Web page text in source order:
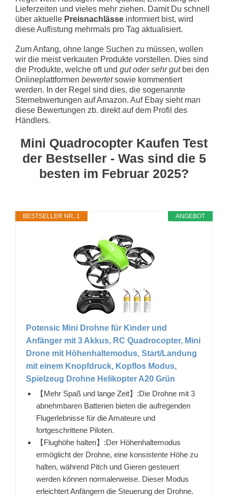
Lieferzeiten und vieles mehr ziehen. Damit Du schnell
über aktuelle Preisnachlässe informiert bist, wird
diese Auflistung mehrmals pro Tag aktualisiert.
Zum Anfang, ohne lange Suchen zu müssen, wollen
wir die meist verkauten Produkte vorstellen. Dies sind
die Produkte, welche oft und gut oder sehr gutbei den
Onlineplattformen bewertetsowie kommentiert
werden. In der Regel sind dies, die sogenannte
Sternebwertungen auf Amazon. Auf Ebay sieht man
diese Bewertungen zb. direkt auf dem Profil des
Händlers.
Mini Quadrocopter Kaufen Test
der Bestseller - Was sind die 5
besten im Februar 2025?
ANGEBOT
BESTSELLER NR. 1
Potensic Mini Drohne für Kinder und
Anfänger mit 3 Akkus, RC Quadrocopter, Mini
Drone mit Höhenhaltemodus, Start/Landung
mit einem Knopfdruck, Kopflos Modus,
Spielzeug Drohne Helikopter A20 Grün
【Mehr Spaß und lange Zeit】:Die Drohne mit 3
abnehmbaren Batterien bieten die aufregenden
Flugerlebnisse für die Amateure und
fortgeschrittene Piloten.
【Flughöhe halten】:Der Höhenhaltemodus
ermöglicht der Drohne, eine konsistente Höhe zu
halten, während Pitch und Gieren gesteuert
werden können normalerweise. Dieser Modus
erleichtert Anfängern die Steuerung der Drohne.